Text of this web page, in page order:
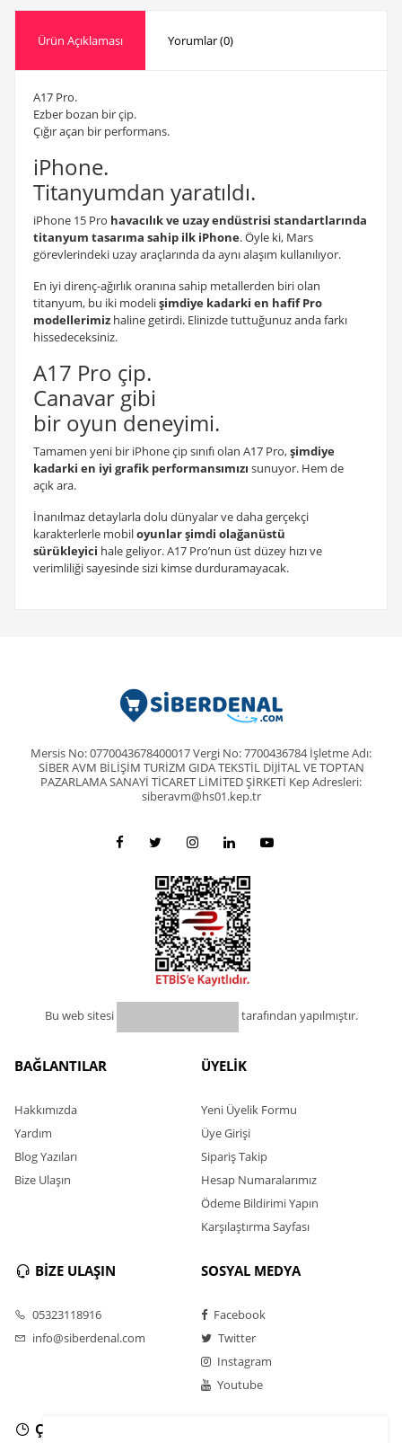
Ürün Açıklaması Yorumlar (0)
A17 Pro.
Ezber bozan bir çip.
Çığır açan bir performans.
iPhone.
Titanyumdan yaratıldı.
iPhone 15 Pro havacılık ve uzay endüstrisi standartlarında
titanyum tasarıma sahip ilk iPhone. Öyle ki, Mars
görevlerindeki uzay araçlarında da aynı alaşım kullanılıyor.
En iyi direnç-ağırlık oranına sahip metallerden biri olan
titanyum, bu iki modelişimdiye kadarki en hafif Pro
modellerimizhaline getirdi. Elinizde tuttuğunuz anda farkı
hissedeceksiniz.
A17 Pro çip.
Canavar gibi
bir oyun deneyimi.
Tamamen yeni bir iPhone çip sınıfı olan A17 Pro,şimdiye
kadarki en iyi grafik performansımızı sunuyor. Hem de
açık ara.
İnanılmaz detaylarla dolu dünyalar ve daha gerçekçi
karakterlerle mobiloyunlar şimdi olağanüstü
sürükleyici hale geliyor. A17 Pro’nun üst düzey hızı ve
verimliliği sayesinde sizi kimse durduramayacak.
Mersis No: 0770043678400017 Vergi No: 7700436784 İşletme Adı:
SİBER AVM BİLİŞİM TURİZM GIDA TEKSTİL DİJİTAL VE TOPTAN
PAZARLAMA SANAYİ TİCARET LİMİTED ŞİRKETİ Kep Adresleri:
siberavm@hs01.kep.tr
Bu web sitesi tarafından yapılmıştır.
BAĞLANTILAR
Hakkımızda
Yardım
Blog Yazıları
Bize Ulaşın
ÜYELİK
Yeni Üyelik Formu
Üye Girişi
Sipariş Takip
Hesap Numaralarımız
Ödeme Bildirimi Yapın
Karşılaştırma Sayfası
BİZE ULAŞIN
05323118916
info@siberdenal.com
SOSYAL MEDYA
Facebook
Twitter
Instagram
Youtube
ÇALIŞMA SAATLERİ